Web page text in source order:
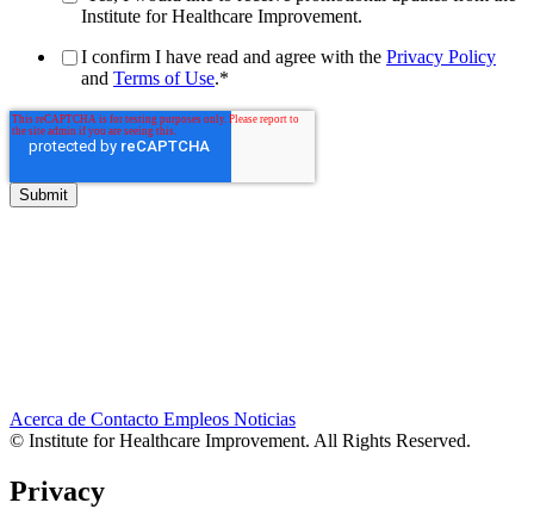
Institute for Healthcare Improvement.
I confirm I have read and agree with the Privacy Policy
and Terms of Use.*
Acerca de Contacto Empleos Noticias
© Institute for Healthcare Improvement. All Rights Reserved.
Privacy